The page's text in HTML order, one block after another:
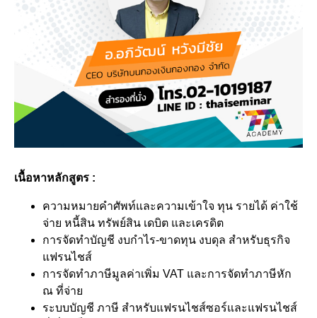
เนื้อหาหลักสูตร :
ความหมายคำศัพท์และความเข้าใจ ทุน รายได้ ค่าใช้
จ่าย หนี้สิน ทรัพย์สิน เดบิต และเครดิต
การจัดทำบัญชี งบกำไร-ขาดทุน งบดุล สำหรับธุรกิจ
แฟรนไชส์
การจัดทำภาษีมูลค่าเพิ่ม VAT และการจัดทำภาษีหัก
ณ ที่จ่าย
ระบบบัญชี ภาษี สำหรับแฟรนไชส์ซอร์และแฟรนไชส์